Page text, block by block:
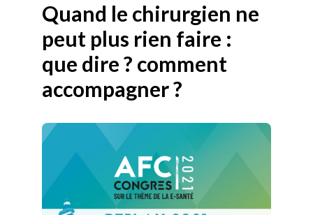
Quand le chirurgien ne
peut plus rien faire :
que dire ? comment
accompagner ?